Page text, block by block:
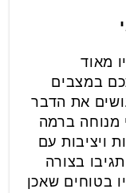
מאוד
במצבים
את הדבר
מנוחה ברמה
ויציבות עם
בצורה
בטוחים שאכן